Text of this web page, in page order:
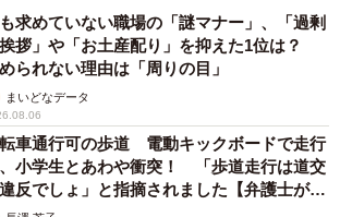
求めていない職場の「謎マナー」、「過剰
拶」や「お土産配り」を抑えた1位は？
られない理由は「周りの目」
まいどなデータ
車通行可の歩道 電動キックボードで走行
小学生とあわや衝突！ 「歩道走行は道交
反でしょ」と指摘されました【弁護士が解